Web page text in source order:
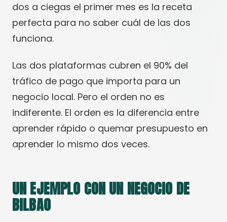
dos a ciegas el primer mes es la receta
perfecta para no saber cuál de las dos
funciona.
Las dos plataformas cubren el 90% del
tráfico de pago que importa para un
negocio local. Pero el orden no es
indiferente. El orden es la diferencia entre
aprender rápido o quemar presupuesto en
aprender lo mismo dos veces.
UN EJEMPLO CON UN NEGOCIO DE
BILBAO